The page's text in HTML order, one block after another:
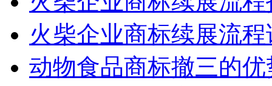
火柴企业商标续展流
动物食品商标撤三的